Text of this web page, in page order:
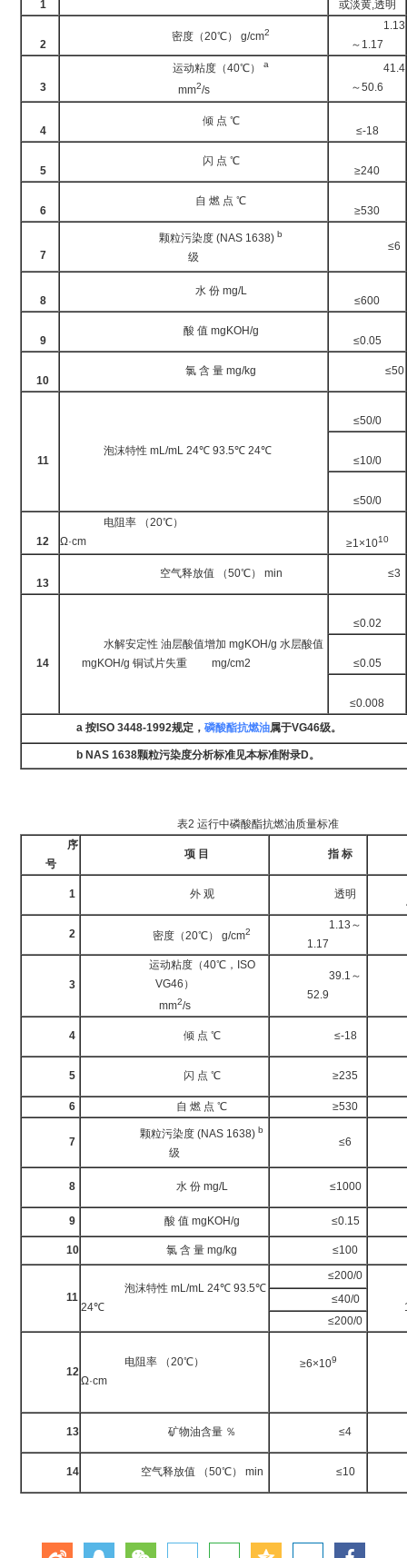
1
或淡黄,透明
2
密度（20℃） g/cm2
1.13
～1.17
3
运动粘度（40℃）a
mm2/s
41.4
～50.6
4
倾 点 ℃
≤-18
5
闪 点 ℃
≥240
6
自 燃 点 ℃
≥530
7
颗粒污染度 (NAS 1638)b
级
≤6
8
水 份 mg/L
≤600
9
酸 值 mgKOH/g
≤0.05
10
氯 含 量 mg/kg ≤50
11
泡沫特性 mL/mL 24℃ 93.5℃ 24℃
≤50/0
≤10/0
≤50/0
12
电阻率 （20℃）
Ω·cm
≥1×1010
13
空气释放值 （50℃） min ≤3
14
水解安定性 油层酸值增加 mgKOH/g 水层酸值
mgKOH/g 铜试片失重 mg/cm2
≤0.02
≤0.05
≤0.008
a 按ISO 3448-1992规定，磷酸酯抗燃油属于VG46级。
b NAS 1638颗粒污染度分析标准见本标准附录D。
表2 运行中磷酸酯抗燃油质量标准
序
号
项 目 指 标
1 外 观 透明
2 密度（20℃） g/cm2
1.13～
1.17
3
运动粘度（40℃，ISO
VG46）
mm2/s
39.1～
52.9
4 倾 点 ℃ ≤-18
5 闪 点 ℃ ≥235
6 自 燃 点 ℃ ≥530
7
颗粒污染度 (NAS 1638)b
级
≤6
8 水 份 mg/L ≤1000
9 酸 值 mgKOH/g ≤0.15
10 氯 含 量 mg/kg ≤100
11
泡沫特性 mL/mL 24℃ 93.5℃
24℃
≤200/0
≤40/0
≤200/0
12
电阻率 （20℃）
Ω·cm
≥6×109
13 矿物油含量 ％ ≤4
14 空气释放值 （50℃） min ≤10